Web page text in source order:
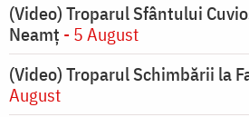
(Video) Troparul Sfântului
Neamț - 5 August
(Video) Troparul Schimbării la
August